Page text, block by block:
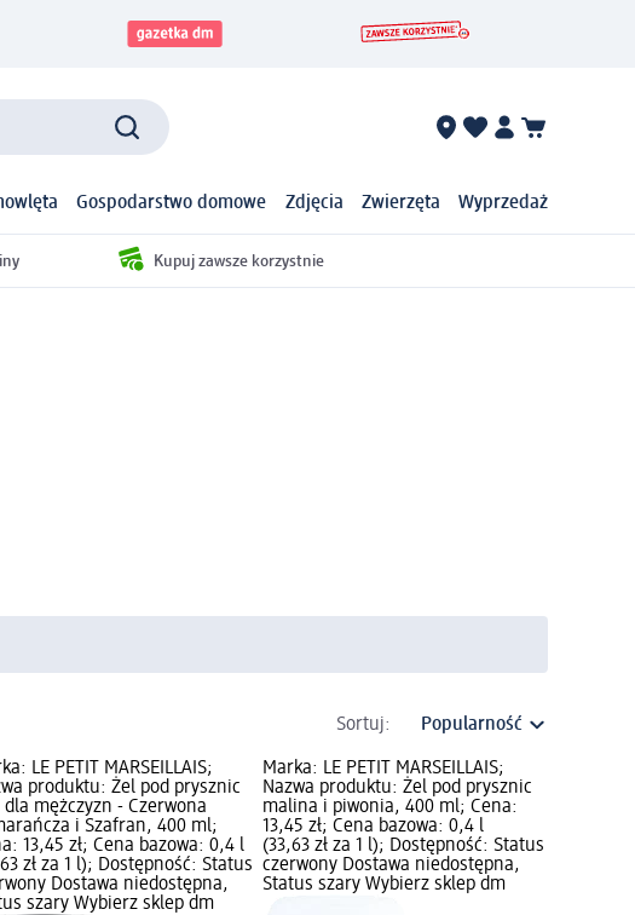
Gospodarstwo domowe Zdjęcia Zwierzęta Wyprzedaż
Kupuj zawsze korzystnie
Sortuj:
LE PETIT MARSEILLAIS;
produktu: Żel pod prysznic
dla mężczyzn - Czerwona
i Szafran, 400 ml;
13,45 zł; Cena bazowa: 0,4 l
zł za 1 l); Dostępność: Status
Dostawa niedostępna,
szary Wybierz sklep dm
Marka: LE PETIT MARSEILLAIS;
Nazwa produktu: Żel pod prysznic
malina i piwonia, 400 ml; Cena:
13,45 zł; Cena bazowa: 0,4 l
(33,63 zł za 1 l); Dostępność: Status
czerwony Dostawa niedostępna,
Status szary Wybierz sklep dm